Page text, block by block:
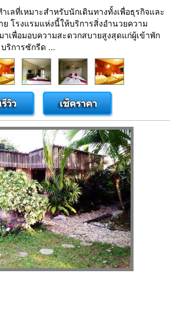
เลที่เหมาะสำหรับนักเดินทางทั้งเพื่อธุรกิจและ
โรงแรมแห่งนี้ให้บริการสิ่งอำนวยความ
เพื่อมอบความสะดวกสบายสูงสุดแก่ผู้เข้าพัก
ริการซักรีด ...